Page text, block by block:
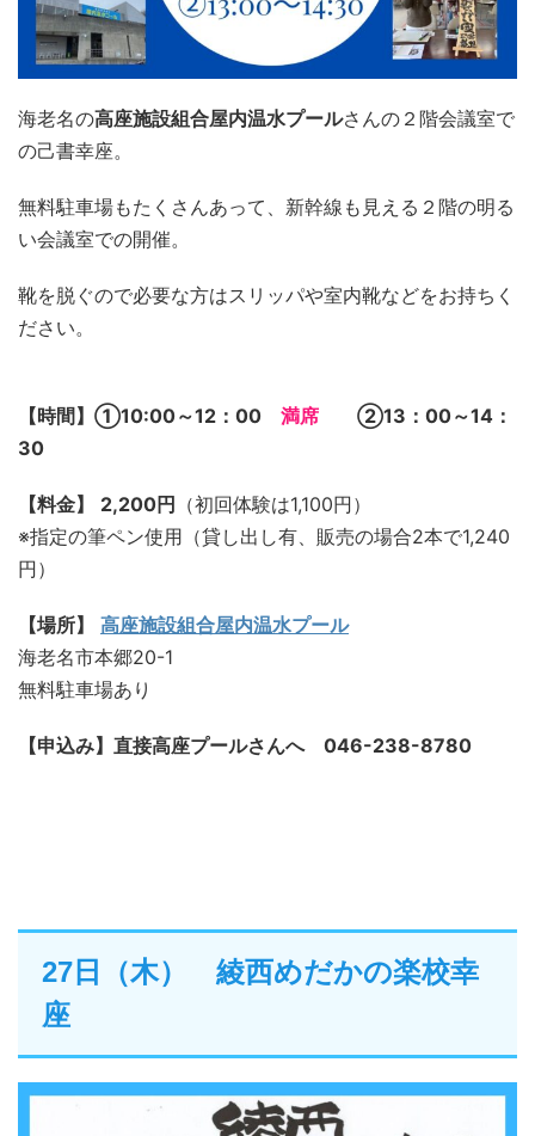
海老名の高座施設組合屋内温水プールさんの２階会議室で
の己書幸座。
無料駐車場もたくさんあって、新幹線も見える２階の明る
い会議室での開催。
靴を脱ぐので必要な方はスリッパや室内靴などをお持ちく
ださい。
【時間】①10:00～12：00 満席
②13：00～14：
30
【料金】 2,200円 （初回体験は1,100円）
※指定の筆ペン使用（貸し出し有、販売の場合2本で1,240
円）
【場所】
高座施設組合屋内温水プール
海老名市本郷20-1
無料駐車場あり
【申込み】直接高座プールさんへ 046-238-8780
27日（木） 綾西めだかの楽校幸
座